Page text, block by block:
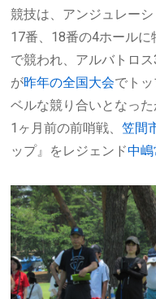
競技は、アンジュレー
17番、18番の4ホール
で競われ、アルバトロ
が昨年の全国大会でト
ベルな競り合いとなっ
1ヶ月前の前哨戦、笠間
ップ』をレジェンド中